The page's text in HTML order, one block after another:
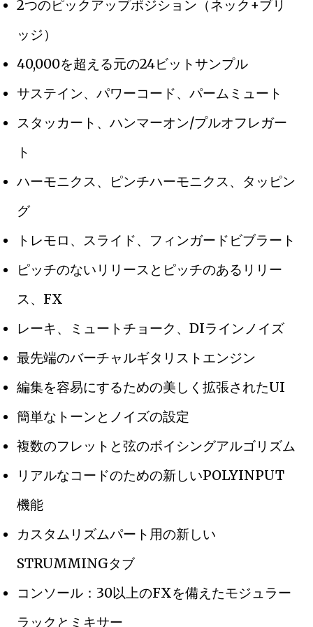
2つのピックアップポジション（ネック+ブリ
ッジ）
40,000を超える元の24ビットサンプル
サステイン、パワーコード、パームミュート
スタッカート、ハンマーオン/プルオフレガー
ト
ハーモニクス、ピンチハーモニクス、タッピン
グ
トレモロ、スライド、フィンガードビブラート
ピッチのないリリースとピッチのあるリリー
ス、FX
レーキ、ミュートチョーク、DIラインノイズ
最先端のバーチャルギタリストエンジン
編集を容易にするための美しく拡張されたUI
簡単なトーンとノイズの設定
複数のフレットと弦のボイシングアルゴリズム
リアルなコードのための新しいPOLYINPUT
機能
カスタムリズムパート用の新しい
STRUMMINGタブ
コンソール：30以上のFXを備えたモジュラー
ラックとミキサー